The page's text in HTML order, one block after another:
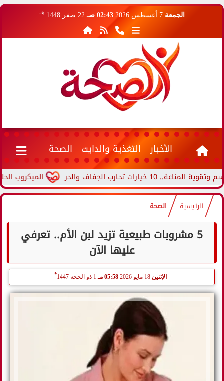
الجمعة 7 أغسطس 2026 02:43 صـ 22 صفر 1448 هـ
الأخبار التغذية والدايت الصحة
الميكروب تحارب الجفاف والحر
الرئيسية الصحة
5 مشروبات طبيعية تزيد لبن الأم.. تعرفي
عليها الآن
الإثنين 05:58 مـ 1 ذو الحجة 1447
هـ